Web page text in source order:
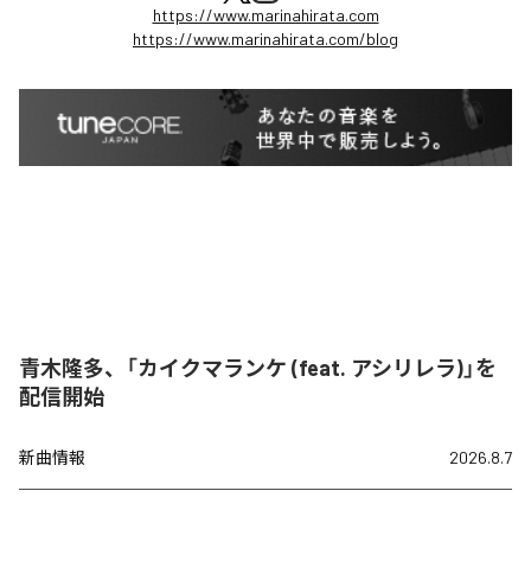
https://www.marinahirata.com
https://www.marinahirata.com/blog
青木隆多、「カイクマランケ (feat. アシリレラ)」を
配信開始
新曲情報 2026.8.7